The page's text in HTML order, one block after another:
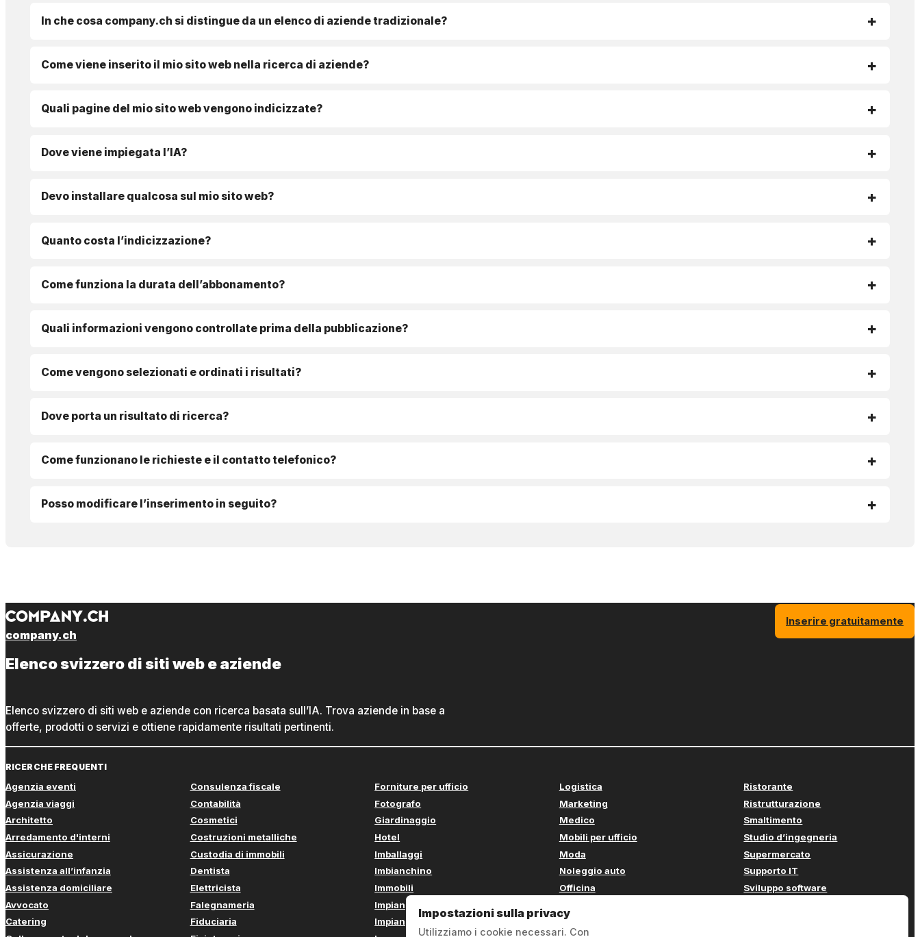
In che cosa company.ch si distingue da un elenco di aziende tradizionale?
Come viene inserito il mio sito web nella ricerca di aziende?
Quali pagine del mio sito web vengono indicizzate?
Dove viene impiegata l’IA?
Devo installare qualcosa sul mio sito web?
Quanto costa l’indicizzazione?
Come funziona la durata dell’abbonamento?
Quali informazioni vengono controllate prima della pubblicazione?
Come vengono selezionati e ordinati i risultati?
Dove porta un risultato di ricerca?
Come funzionano le richieste e il contatto telefonico?
Posso modificare l’inserimento in seguito?
company.ch
Inserire gratuitamente
Elenco svizzero di siti web e aziende
Elenco svizzero di siti web e aziende con ricerca basata sull’IA. Trova aziende in base a
offerte, prodotti o servizi e ottiene rapidamente risultati pertinenti.
RICERCHE FREQUENTI
Agenzia eventi
Agenzia viaggi
Architetto
Arredamento d'interni
Assicurazione
Assistenza all’infanzia
Assistenza domiciliare
Avvocato
Catering
Consulenza fiscale
Contabilità
Cosmetici
Costruzioni metalliche
Custodia di immobili
Dentista
Elettricista
Falegnameria
Fiduciaria
Forniture per ufficio
Fotografo
Giardinaggio
Hotel
Imballaggi
Imbianchino
Immobili
Impianti sanitari
Impianti solari
Logistica
Marketing
Medico
Mobili per ufficio
Moda
Noleggio auto
Officina
Parrucchiere
Ristorante
Ristrutturazione
Smaltimento
Studio d’ingegneria
Supermercato
Supporto IT
Sviluppo software
Impostazioni sulla privacy
Utilizziamo i cookie necessari. Con